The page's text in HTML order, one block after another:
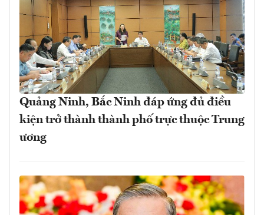
Quảng Ninh, Bắc Ninh đáp ứng đủ điều
kiện trở thành thành phố trực thuộc Trung
ương